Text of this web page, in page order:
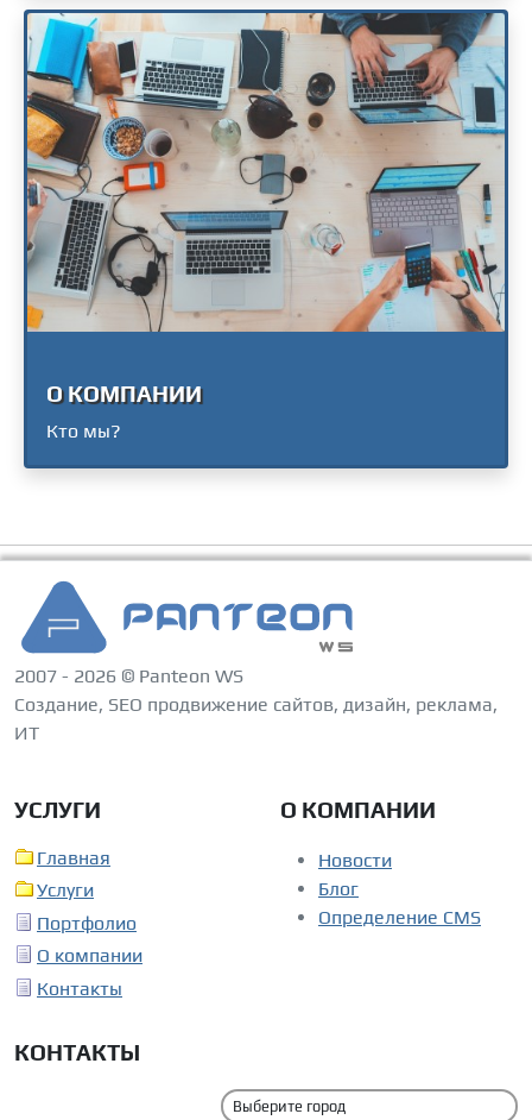
О КОМПАНИИ
Кто мы?
2007 - 2026 © Panteon WS
Создание, SEO продвижение сайтов, дизайн, реклама,
ИТ
УСЛУГИ
Главная
Услуги
Портфолио
О компании
Контакты
О КОМПАНИИ
Новости
Блог
Определение CMS
КОНТАКТЫ